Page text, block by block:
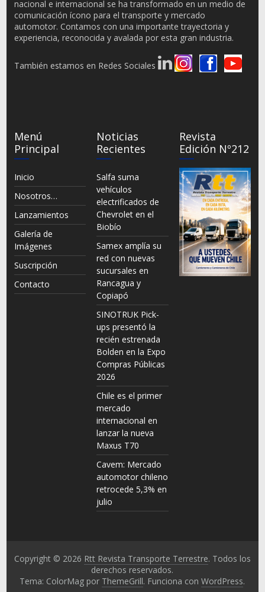
nacional e internacional se ha transformado en un medio de
comunicación ícono para el transporte y mercado
automotor. Contamos con una importante trayectoria y
experiencia, reconocida y avalada por esta gran industria.
También estamos en Redes Sociales
Menú
Principal
Inicio
Nosotros…
Lanzamientos
Galería de
Imágenes
Suscripción
Contacto
Noticias
Recientes
Salfa suma
vehículos
electrificados de
Chevrolet en el
Biobío
Samex amplía su
red con nuevas
sucursales en
Rancagua y
Copiapó
SINOTRUK Pick-
ups presentó la
recién estrenada
Bolden en la Expo
Compras Públicas
2026
Chile es el primer
mercado
internacional en
lanzar la nueva
Maxus T70
Cavem: Mercado
automotor chileno
retrocede 5,3% en
julio
Revista
Edición Nº212
Copyright © 2026 Rtt Revista Transporte Terrestre. Todos los
derechos reservados.
Tema: ColorMag por ThemeGrill. Funciona conWordPress.